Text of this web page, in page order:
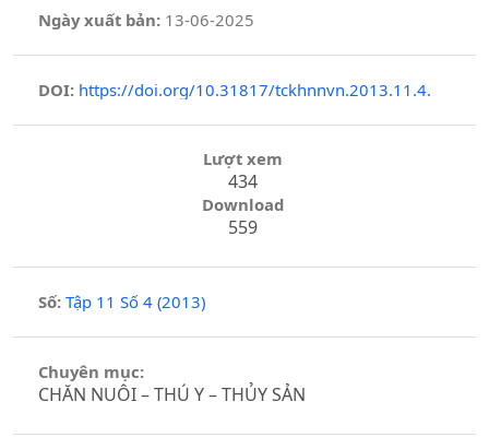
Ngày xuất bản: 13-06-2025
DOI: https://doi.org/10.31817/tckhnnvn.2013.11.4.
Lượt xem
434
Download
559
Số: Tập 11 Số 4 (2013)
Chuyên mục:
CHĂN NUÔI – THÚ Y – THỦY SẢN